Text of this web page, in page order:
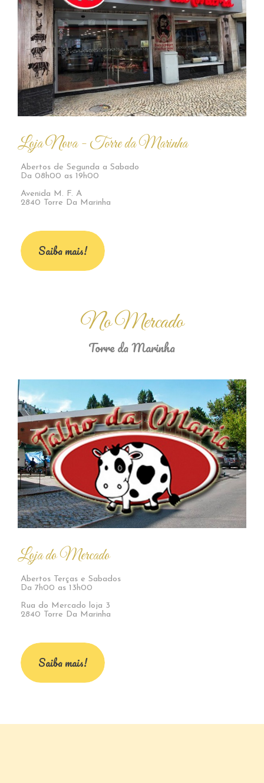
Loja Nova - Torre da Marinha
Abertos de Segunda a Sabado
Da 08h00 as 19h00
Avenida M. F. A
2840 Torre Da Marinha
Saiba mais!
No Mercado
Torre da Marinha
Loja do Mercado
Abertos Terças e Sabados
Da 7h00 as 13h00
Rua do Mercado loja 3
2840 Torre Da Marinha
Saiba mais!